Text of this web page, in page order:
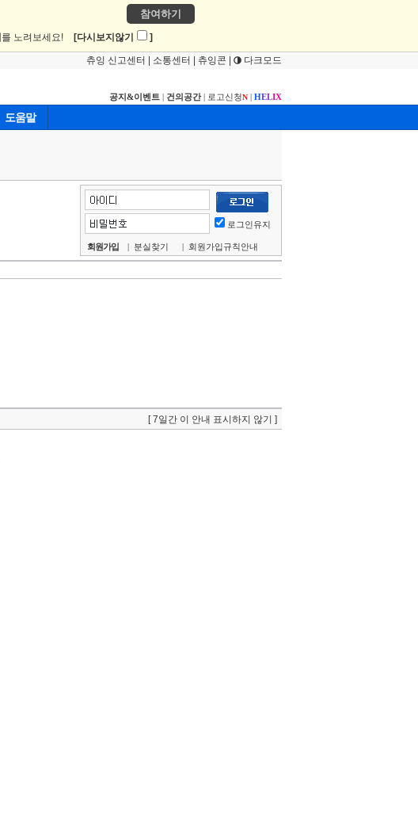
참여하기
를 노려보세요! [다시보지않기 ]
츄잉 신고센터 소통센터 츄잉콘 다크모드
공지&이벤트 | 건의공간| 로고신청N | HELIX
도움말
로그인유지
회원가입 | 분실찾기 | 회원가입규칙안내
[ 7일간 이 안내 표시하지 않기 ]